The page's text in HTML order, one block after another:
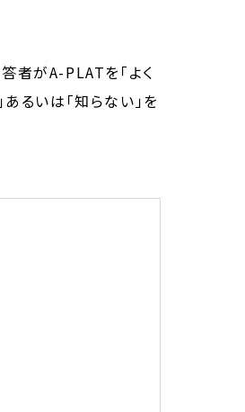
者がA-PLATを「よく
るいは「知らない」を